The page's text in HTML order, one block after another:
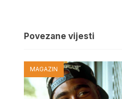
Povezane vijesti
MAGAZIN